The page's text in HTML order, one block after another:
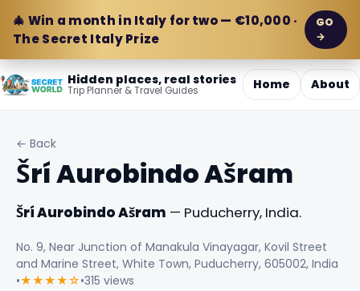
🎄 Win a month in Italy for two — €10,000 ·
The Secret Italy Prize
GO
→
Hidden places, real stories
Trip Planner & Travel Guides Home About
← Back
Šrí Aurobindo Ašram
Šrí Aurobindo Ašram — Puducherry, India.
No. 9, Near Junction of Manakula Vinayagar, Kovil Street
and Marine Street, White Town, Puducherry, 605002, India
•★★★★☆•315 views